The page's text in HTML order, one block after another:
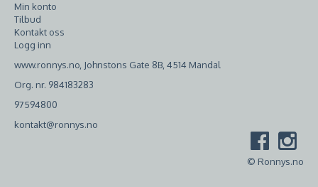
Min konto
Tilbud
Kontakt oss
Logg inn
www.ronnys.no, Johnstons Gate 8B, 4514 Mandal
Org. nr. 984183283
97594800
kontakt@ronnys.no
© Ronnys.no